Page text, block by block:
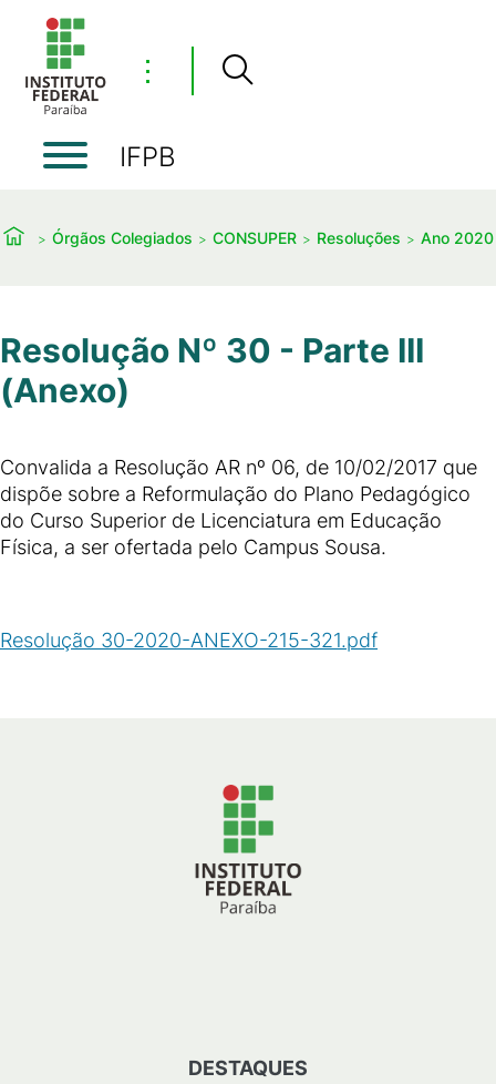
⋮
IFPB
Órgãos Colegiados CONSUPER Resoluções Ano 2020
Resolução Nº 30 - Parte III
(Anexo)
Convalida a Resolução AR nº 06, de 10/02/2017 que
dispõe sobre a Reformulação do Plano Pedagógico
do Curso Superior de Licenciatura em Educação
Física, a ser ofertada pelo Campus Sousa.
Resolução 30-2020-ANEXO-215-321.pdf
DESTAQUES